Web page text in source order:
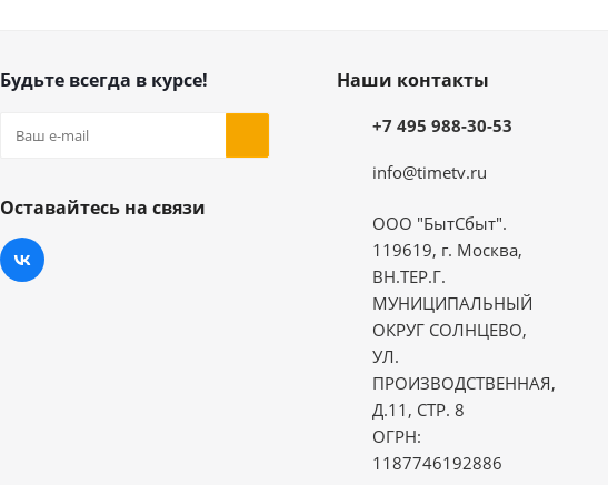
Будьте всегда в курсе!
Оставайтесь на связи
Наши контакты
+7 495 988-30-53
info@timetv.ru
ООО "БытСбыт".
119619, г. Москва,
ВН.ТЕР.Г.
МУНИЦИПАЛЬНЫЙ
ОКРУГ СОЛНЦЕВО,
УЛ.
ПРОИЗВОДСТВЕННАЯ,
Д.11, СТР. 8
ОГРН:
1187746192886